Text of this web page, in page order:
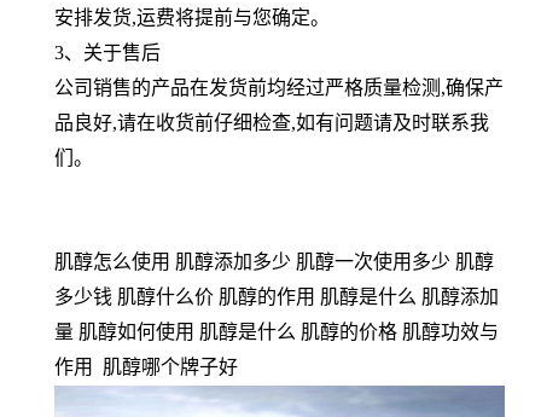
安排发货,运费将提前与您确定。
3、关于售后
公司销售的产品在发货前均经过严格质量检测,确保产
品良好,请在收货前仔细检查,如有问题请及时联系我
们。
肌醇怎么使用 肌醇添加多少 肌醇一次使用多少 肌醇
多少钱 肌醇什么价 肌醇的作用 肌醇是什么 肌醇添加
量 肌醇如何使用 肌醇是什么 肌醇的价格 肌醇功效与
作用 肌醇哪个牌子好